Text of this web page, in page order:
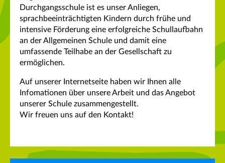
Durchgangsschule ist es unser Anliegen,
sprachbeeinträchtigten Kindern durch frühe und
intensive Förderung eine erfolgreiche Schullaufbahn
an der Allgemeinen Schule und damit eine
umfassende Teilhabe an der Gesellschaft zu
ermöglichen.
Auf unserer Internetseite haben wir Ihnen alle
Infomationen über unsere Arbeit und das Angebot
unserer Schule zusammengestellt.
Wir freuen uns auf den Kontakt!